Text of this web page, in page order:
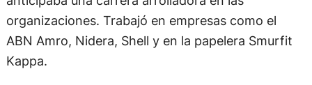
organizaciones. Trabajó en empresas como el
ABN Amro, Nidera, Shell y en la papelera Smurfit
Kappa.